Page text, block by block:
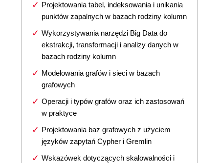
Projektowania tabel, indeksowania i unikania
punktów zapalnych w bazach rodziny kolumn
Wykorzystywania narzędzi Big Data do
ekstrakcji, transformacji i analizy danych w
bazach rodziny kolumn
Modelowania grafów i sieci w bazach
grafowych
Operacji i typów grafów oraz ich zastosowań
w praktyce
Projektowania baz grafowych z użyciem
języków zapytań Cypher i Gremlin
Wskazówek dotyczących skalowalności i